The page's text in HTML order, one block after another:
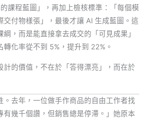
課程藍圖」，再加上檢核標準：「每個模
交付物樣張」，最後才讓 AI 生成藍圖。這
，而是能直接拿去成交的「可見成果」
化率從不到 5%，提升到 22%。
計的價值，不在於「答得漂亮」，而在於
。去年，一位做手作商品的自由工作者找
有幾千個讚，但銷售總是停滯。」她原本